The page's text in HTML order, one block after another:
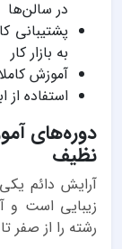
در سالن‌ها
پشتیبانی
به بازار کار
آموزش
استفاده از
دوره‌های
نظیف
آرایش دائم
زیبایی است و
رشته را از صفر